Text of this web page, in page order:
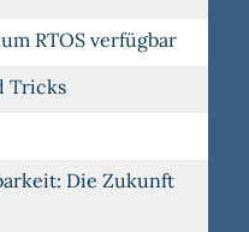
RTOS verfügbar
Tricks
Die Zukunft